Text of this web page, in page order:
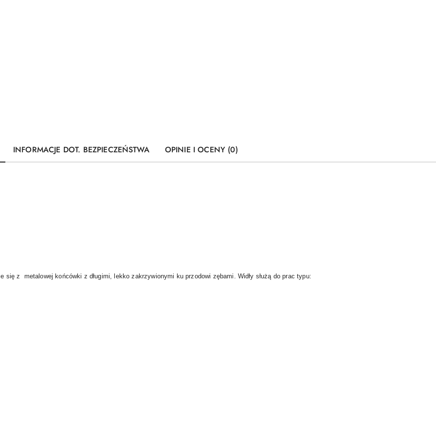
INFORMACJE DOT. BEZPIECZEŃSTWA OPINIE I OCENY (0)
się z metalowej końcówki z długimi, lekko zakrzywionymi ku przodowi zębami. Widły służą do prac typu: